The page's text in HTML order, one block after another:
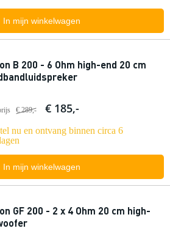
In mijn winkelwagen
B 200 - 6 Ohm high-end 20 cm
€ 289,- € 185,-
nu en ontvang binnen circa 6
In mijn winkelwagen
GF 200 - 2 x 4 Ohm 20 cm high-